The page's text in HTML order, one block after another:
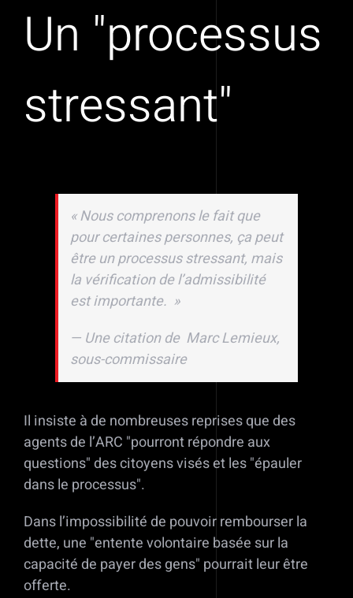
Un processus
stressant
«Nous comprenons le fait que
pour certaines personnes, ça peut
être un processus stressant, mais
la vérification de l’admissibilité
est importante. »
— Une citation de Marc Lemieux,
sous-commissaire
Il insiste à de nombreuses reprises que des
agents de l’ARC pourront répondre aux
questions des citoyens visés et les épauler
dans le processus .
Dans l’impossibilité de pouvoir rembourser la
dette, une entente volontaire basée sur la
capacité de payer des gens pourrait leur être
offerte.